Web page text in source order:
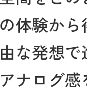
体験か
な発想
ナログ